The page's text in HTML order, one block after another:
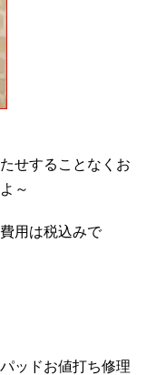
せすることなくお
～
用は税込みで
ッドお値打ち修理